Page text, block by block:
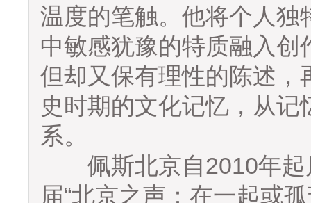
温度的笔触。他将个人
中敏感犹豫的特质融入
但却又保有理性的陈述，
史时期的文化记忆，从
系。
佩斯北京自2010年起
届“北京之声：在一起或